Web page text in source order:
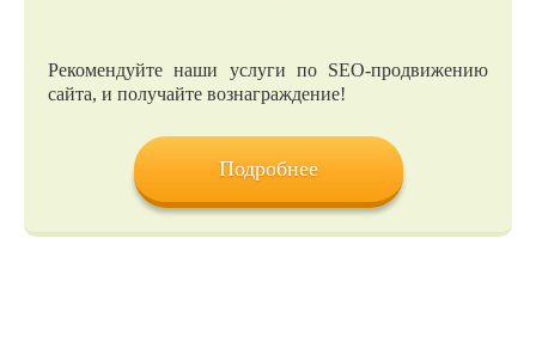
Рекомендуйте наши услуги по SEO-продвижению
сайта, и получайте вознаграждение!
Подробнее